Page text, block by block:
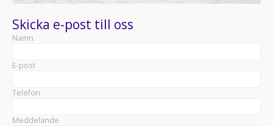
Skicka e-post till oss
Namn
E-post
Telefon
Meddelande